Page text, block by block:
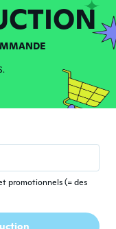
promotionnels (= des